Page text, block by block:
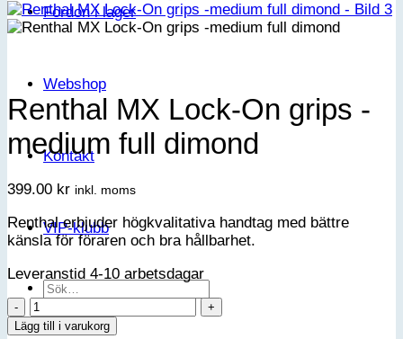
Fordon i lager
Webshop
Kontakt
VIP-klubb
Sök
Renthal MX Lock-On grips -
medium full dimond
399.00 kr inkl. moms
Renthal erbjuder högkvalitativa handtag med bättre
känsla för föraren och bra hållbarhet.
Leveranstid 4-10 arbetsdagar
Renthal
MX
Lägg till i varukorg